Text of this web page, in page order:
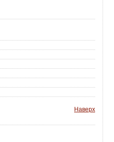
Наверх